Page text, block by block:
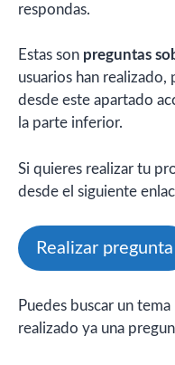
respondas.
Estas son preguntas
usuarios han realizado,
desde este apartado
la parte inferior.
Si quieres realizar tu
desde el siguiente
Realizar pregunta
Puedes buscar un
realizado ya una